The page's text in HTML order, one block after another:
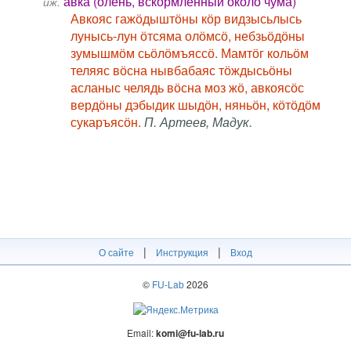
Авкояс гажӧдыштӧны кӧр видзысьлысь
лунысь-лун ӧтсяма олӧмсӧ, небзьӧдӧны
зумышмӧм сьӧлӧмъяссӧ. Мамтӧг кольӧм
теляяс вӧсна нывбабаяс тӧждысьӧны
асланыс челядь вӧсна моз жӧ, авкоясӧс
вердӧны дэбыдик шыдӧн, няньӧн, кӧтӧдӧм
сукаръясӧн. П. Артеев, Мадук.
О сайте | Инструкция | Вход
© FU-Lab2026
Email:komi@fu-lab.ru